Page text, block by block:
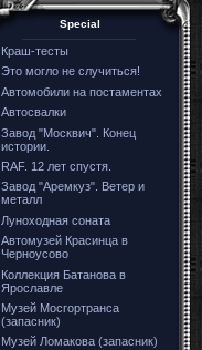
Special
Краш-тесты
Это могло не случиться!
Автомобили на постаментах
Автосвалки
Завод "Москвич". Конец
истории.
RAF. 12 лет спустя.
Завод "Аремкуз". Ветер и
металл
Луноходная соната
Автомузей Красинца в
Черноусово
Коллекция Батанова в
Ярославле
Музей Мосгортранса
(запасник)
Музей Ломакова (запасник)